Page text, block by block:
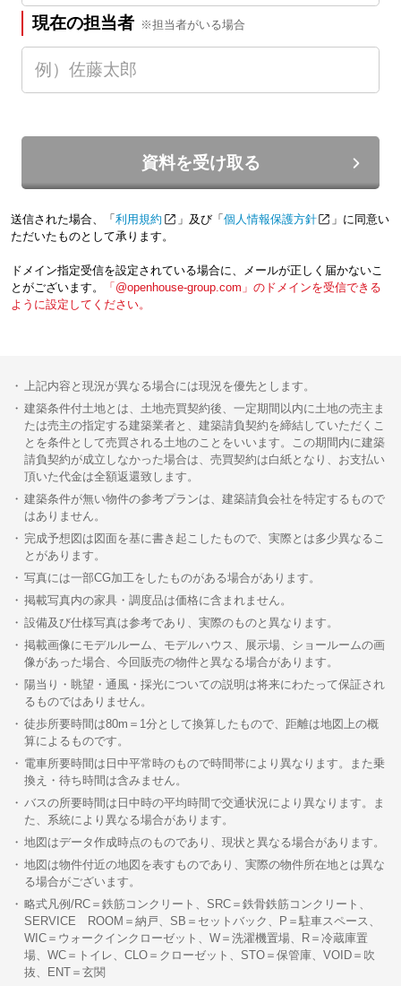
現在の担当者 ※担当者がいる場合
資料を受け取る
送信された場合、「 利用規約 」及び「 個人情報保護方針
」に同意い
ただいたものとして承ります。
ドメイン指定受信を設定されている場合に、メールが正しく届かないこ
とがございます。
「@openhouse-group.com」のドメインを受信できる
ように設定してください。
上記内容と現況が異なる場合には現況を優先とします。
建築条件付土地とは、土地売買契約後、一定期間以内に土地の売主ま
たは売主の指定する建築業者と、建築請負契約を締結していただくこ
とを条件として売買される土地のことをいいます。この期間内に建築
請負契約が成立しなかった場合は、売買契約は白紙となり、お支払い
頂いた代金は全額返還致します。
建築条件が無い物件の参考プランは、建築請負会社を特定するもので
はありません。
完成予想図は図面を基に書き起こしたもので、実際とは多少異なるこ
とがあります。
写真には一部CG加工をしたものがある場合があります。
掲載写真内の家具・調度品は価格に含まれません。
設備及び仕様写真は参考であり、実際のものと異なります。
掲載画像にモデルルーム、モデルハウス、展示場、ショールームの画
像があった場合、今回販売の物件と異なる場合があります。
陽当り・眺望・通風・採光についての説明は将来にわたって保証され
るものではありません。
徒歩所要時間は80m＝1分として換算したもので、距離は地図上の概
算によるものです。
電車所要時間は日中平常時のもので時間帯により異なります。また乗
換え・待ち時間は含みません。
バスの所要時間は日中時の平均時間で交通状況により異なります。ま
た、系統により異なる場合があります。
地図はデータ作成時点のものであり、現状と異なる場合があります。
地図は物件付近の地図を表すものであり、実際の物件所在地とは異な
る場合がございます。
略式凡例/RC＝鉄筋コンクリート、SRC＝鉄骨鉄筋コンクリート、
SERVICE ROOM＝納戸、SB＝セットバック、P＝駐車スペース、
WIC＝ウォークインクローゼット、W＝洗濯機置場、R＝冷蔵庫置
場、WC＝トイレ、CLO＝クローゼット、STO＝保管庫、VOID＝吹
抜、ENT＝玄関